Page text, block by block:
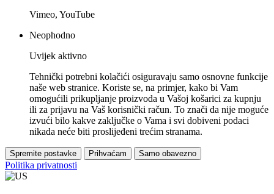
Vimeo, YouTube
Neophodno
Uvijek aktivno
Tehnički potrebni kolačići osiguravaju samo osnovne funkcije
naše web stranice. Koriste se, na primjer, kako bi Vam
omogućili prikupljanje proizvoda u Vašoj košarici za kupnju
ili za prijavu na Vaš korisnički račun. To znači da nije moguće
izvući bilo kakve zaključke o Vama i svi dobiveni podaci
nikada neće biti proslijeđeni trećim stranama.
Spremite postavke Prihvaćam Samo obavezno
Politika privatnosti